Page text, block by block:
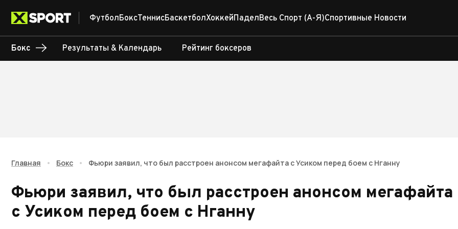
ФутболБоксТеннисБаскетболХоккейПаделВесь Спорт (А-Я)Спортивные Новости
Бокс Результаты & Календарь Рейтинг боксеров
Главная • Бокс • Фьюри заявил, что был расстроен анонсом мегафайта с Усиком перед боем с Нганну
Фьюри заявил, что был расстроен анонсом мегафайта
с Усиком перед боем с Нганну